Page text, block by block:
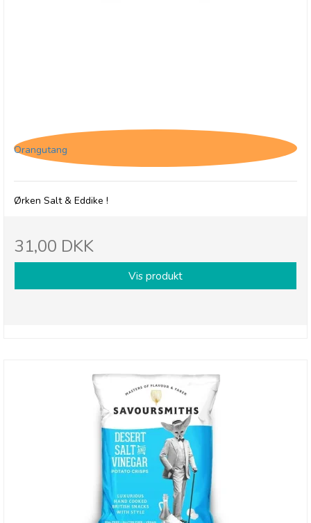
Orangutang
Ørken Salt & Eddike !
31,00 DKK
Vis produkt